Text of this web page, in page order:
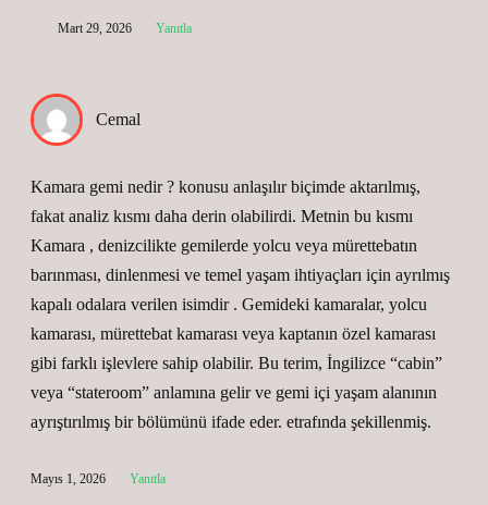
Mart 29, 2026 Yanıtla
Cemal
Kamara gemi nedir ? konusu anlaşılır biçimde aktarılmış,
fakat analiz kısmı daha derin olabilirdi. Metnin bu kısmı
Kamara , denizcilikte gemilerde yolcu veya mürettebatın
barınması, dinlenmesi ve temel yaşam ihtiyaçları için ayrılmış
kapalı odalara verilen isimdir . Gemideki kamaralar, yolcu
kamarası, mürettebat kamarası veya kaptanın özel kamarası
gibi farklı işlevlere sahip olabilir. Bu terim, İngilizce “cabin”
veya “stateroom” anlamına gelir ve gemi içi yaşam alanının
ayrıştırılmış bir bölümünü ifade eder. etrafında şekillenmiş.
Mayıs 1, 2026 Yanıtla